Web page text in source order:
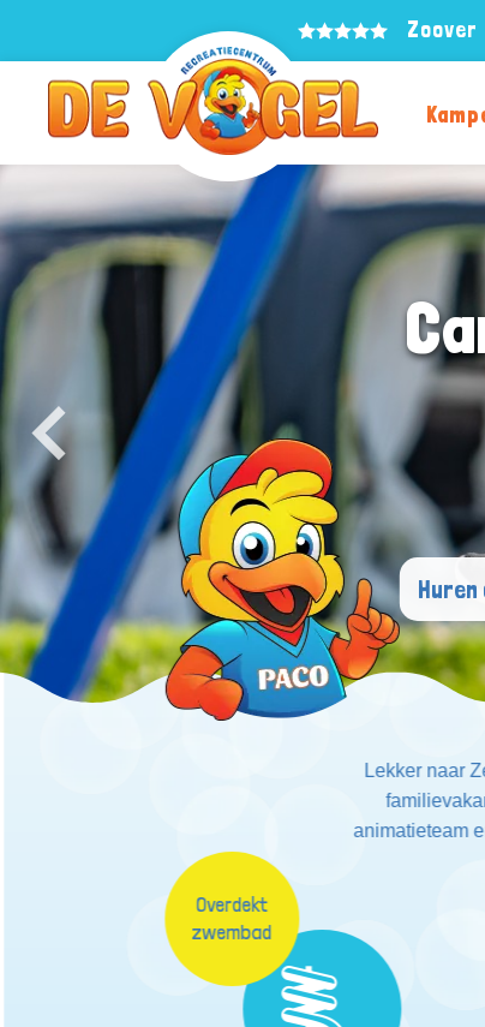
Zoover
Lekker naar
animatieteam
Overdekt
zwembad